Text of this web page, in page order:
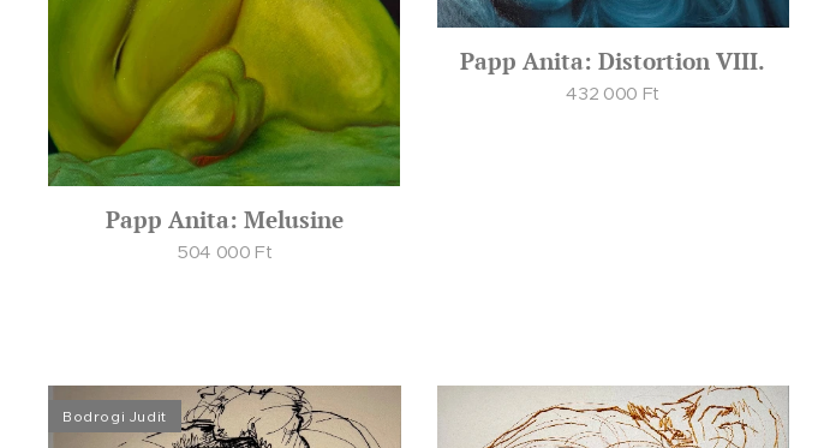
Papp Anita: Melusine
504 000 Ft
Papp Anita: Distortion VIII.
432 000 Ft
Bodrogi Judit